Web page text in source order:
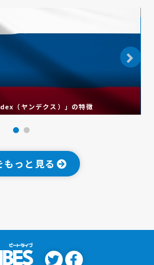
（ヤンデクス）」の特徴
もっと見る